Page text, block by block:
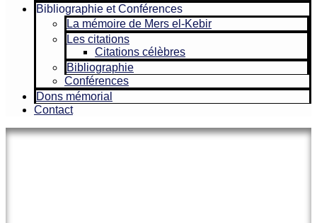
Bibliographie et Conférences
La mémoire de Mers el-Kebir
Les citations
Citations célèbres
Bibliographie
Conférences
Dons mémorial
Contact